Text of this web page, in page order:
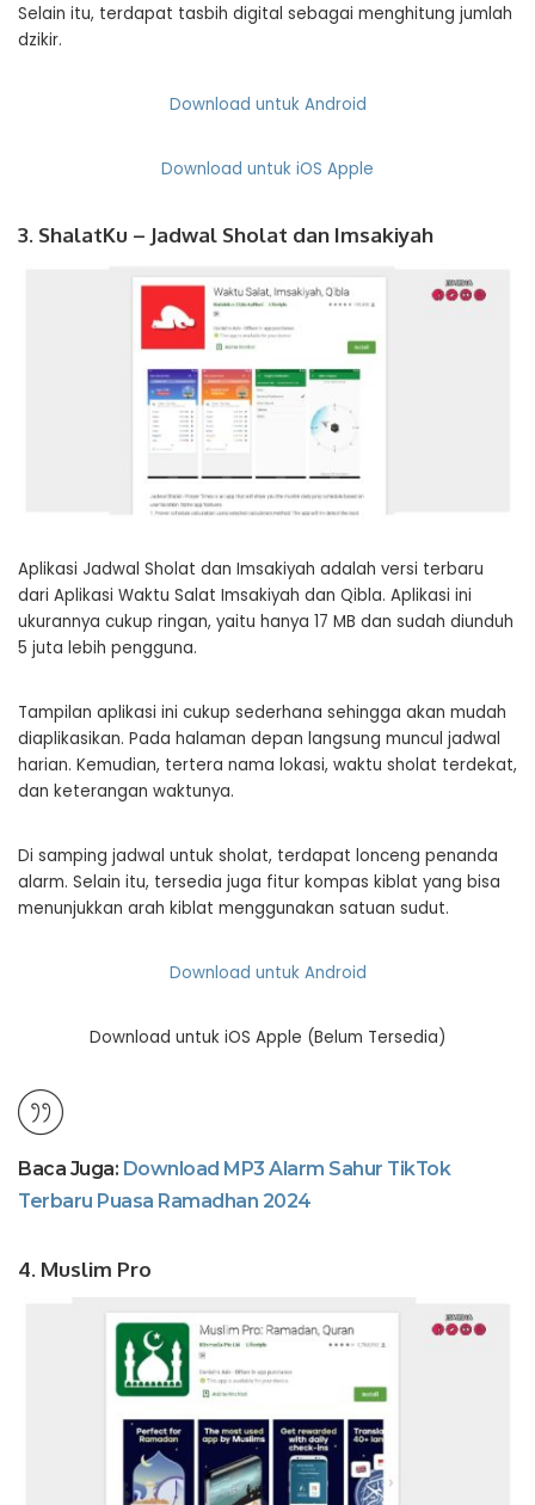
Selain itu, terdapat tasbih digital sebagai menghitung jumlah
dzikir.
Download untuk Android
Download untuk iOS Apple
3. ShalatKu – Jadwal Sholat dan Imsakiyah
Aplikasi Jadwal Sholat dan Imsakiyah adalah versi terbaru
dari Aplikasi Waktu Salat Imsakiyah dan Qibla. Aplikasi ini
ukurannya cukup ringan, yaitu hanya 17 MB dan sudah diunduh
5 juta lebih pengguna.
Tampilan aplikasi ini cukup sederhana sehingga akan mudah
diaplikasikan. Pada halaman depan langsung muncul jadwal
harian. Kemudian, tertera nama lokasi, waktu sholat terdekat,
dan keterangan waktunya.
Di samping jadwal untuk sholat, terdapat lonceng penanda
alarm. Selain itu, tersedia juga fitur kompas kiblat yang bisa
menunjukkan arah kiblat menggunakan satuan sudut.
Download untuk Android
Download untuk iOS Apple (Belum Tersedia)
Baca Juga: Download MP3 Alarm Sahur TikTok
Terbaru Puasa Ramadhan 2024
4. Muslim Pro